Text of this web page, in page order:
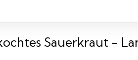
Sauerkraut -